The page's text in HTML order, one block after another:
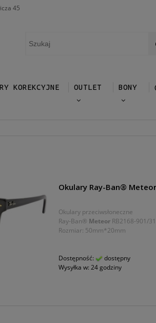
45
KOREKCYJNE OUTLET BONY
Okulary Ray-Ban®
Okulary przeciwsłoneczne
Ray-Ban® Meteor RB2168-901/31
Rozmiar: 50mm*20mm
Dostępność:
dostępny
Wysyłka w: 24 godziny